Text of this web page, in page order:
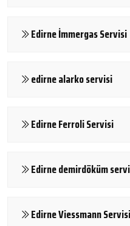
Edirne İmmergas Servisi
edirne alarko servisi
Edirne Ferroli Servisi
Edirne demirdöküm
Edirne Viessmann Servisi